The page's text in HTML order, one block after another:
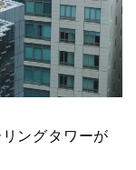
ングタワーが